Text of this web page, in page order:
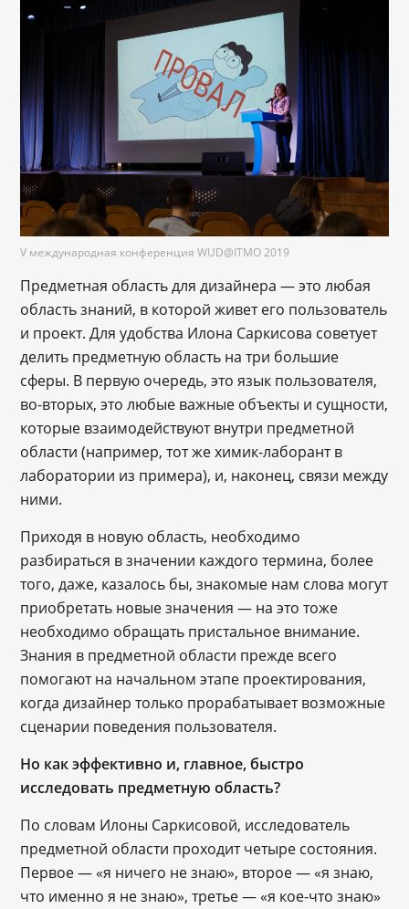
V международная конференция WUD@ITMO 2019
Предметная область для дизайнера — это любая
область знаний, в которой живет его пользователь
и проект. Для удобства Илона Саркисова советует
делить предметную область на три большие
сферы. В первую очередь, это язык пользователя,
во-вторых, это любые важные объекты и сущности,
которые взаимодействуют внутри предметной
области (например, тот же химик-лаборант в
лаборатории из примера), и, наконец, связи между
ними.
Приходя в новую область, необходимо
разбираться в значении каждого термина, более
того, даже, казалось бы, знакомые нам слова могут
приобретать новые значения — на это тоже
необходимо обращать пристальное внимание.
Знания в предметной области прежде всего
помогают на начальном этапе проектирования,
когда дизайнер только прорабатывает возможные
сценарии поведения пользователя.
Но как эффективно и, главное, быстро
исследовать предметную область?
По словам Илоны Саркисовой, исследователь
предметной области проходит четыре состояния.
Первое — «я ничего не знаю», второе — «я знаю,
что именно я не знаю», третье — «я кое-что знаю»